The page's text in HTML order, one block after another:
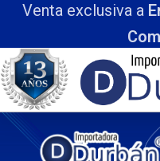
Venta exclusiva a